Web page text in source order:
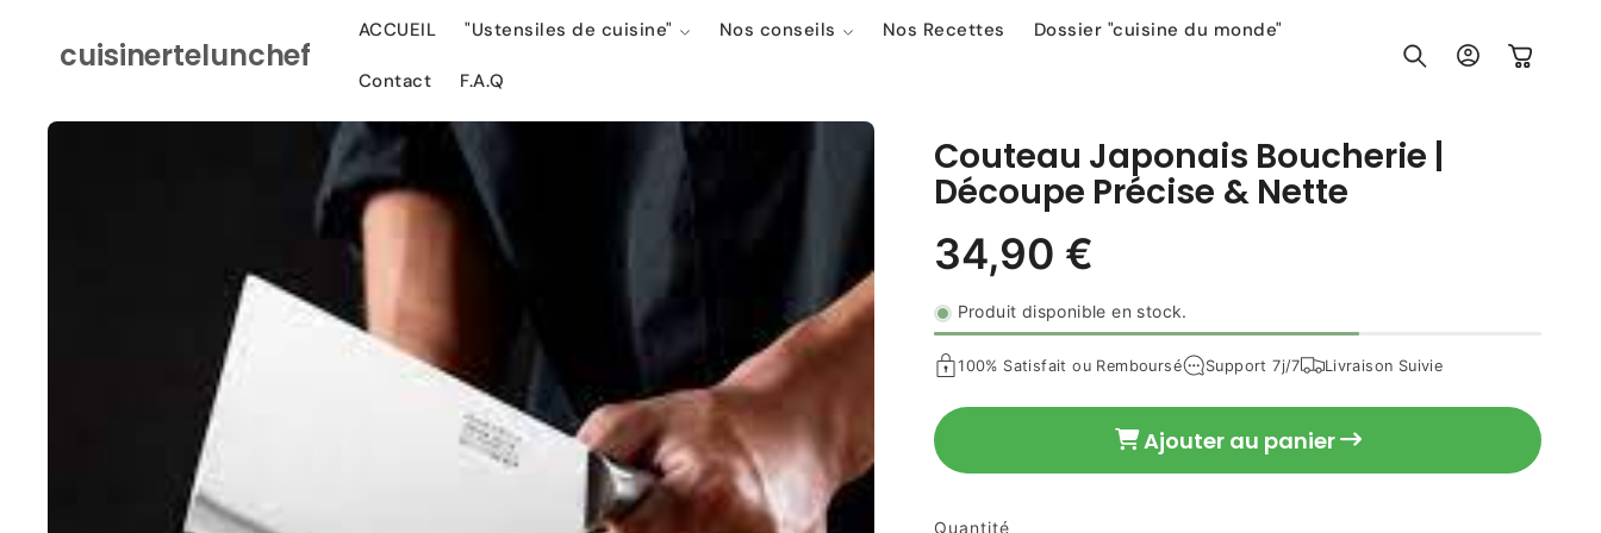
contenu
cuisinertelunchef
ACCUEIL "Ustensiles de cuisine" Nos conseils Nos Recettes Dossier "cuisine du monde"
Contact F.A.Q
ConnexionPanier
Passer aux
Couteau Japonais Boucherie |
Découpe Précise & Nette
Prix
habituel
34,90 €
Produit disponible en stock.
100% Satisfait ou Remboursé Support 7j/7 Livraison Suivie
Ajouter au panier
Quantité